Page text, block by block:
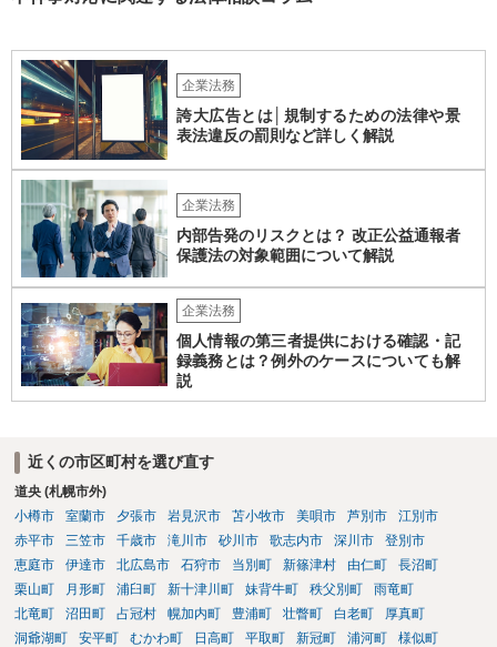
意に責任を認める文書を作成したり、損害負担を約束したりすること
は避けるべきです。一方で、在職中の業務内容、権限分掌、引継ぎ資
料、不正を認識していなかった事情を整理し、必要な範囲で調査に協
力することは考えられます。 仮に、金銭請求や責任追及を示唆されて
いる場合には、会社とのやり取りを保存し、弁護士に相談したうえで
対応なさった方がよいでしょう。
企業法務
誇大広告とは│規制するための法律や景
表法違反の罰則など詳しく解説
企業法務
内部告発のリスクとは？ 改正公益通報者
保護法の対象範囲について解説
企業法務
個人情報の第三者提供における確認・記
録義務とは？例外のケースについても解
説
近くの市区町村を選び直す
道央 (札幌市外)
小樽市
室蘭市 夕張市 岩見沢市 苫小牧市 美唄市 芦別市
江別市
赤平市
三笠市 千歳市 滝川市 砂川市 歌志内市 深川市
登別市
恵庭市
伊達市 北広島市 石狩市 当別町 新篠津村 由仁町
長沼町
栗山町
月形町 浦臼町 新十津川町 妹背牛町 秩父別町
雨竜町
北竜町
沼田町 占冠村 幌加内町 豊浦町 壮瞥町 白老町
厚真町
洞爺湖町
安平町 むかわ町 日高町 平取町 新冠町 浦河町
様似町